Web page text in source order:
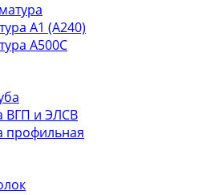
А1 (А240)
А500С
ВГП и ЭЛСВ
профильная